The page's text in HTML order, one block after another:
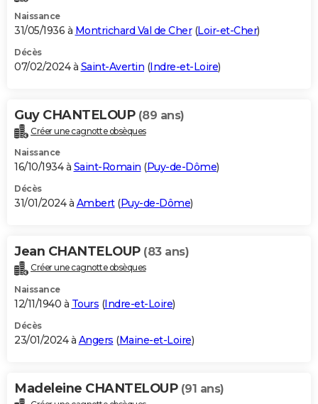
Naissance
31/05/1936 à Montrichard Val de Cher(Loir-et-Cher)
Décès
07/02/2024 à Saint-Avertin (Indre-et-Loire)
Guy CHANTELOUP (89 ans)
Créer une cagnotte obsèques
Naissance
16/10/1934 à Saint-Romain (Puy-de-Dôme)
Décès
31/01/2024 à Ambert(Puy-de-Dôme)
Jean CHANTELOUP (83 ans)
Créer une cagnotte obsèques
Naissance
12/11/1940 à Tours (Indre-et-Loire)
Décès
23/01/2024 à Angers (Maine-et-Loire)
Madeleine CHANTELOUP (91 ans)